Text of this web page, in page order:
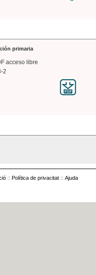
primaria
acceso libre
2
:: Política de privacitat :: Ajuda